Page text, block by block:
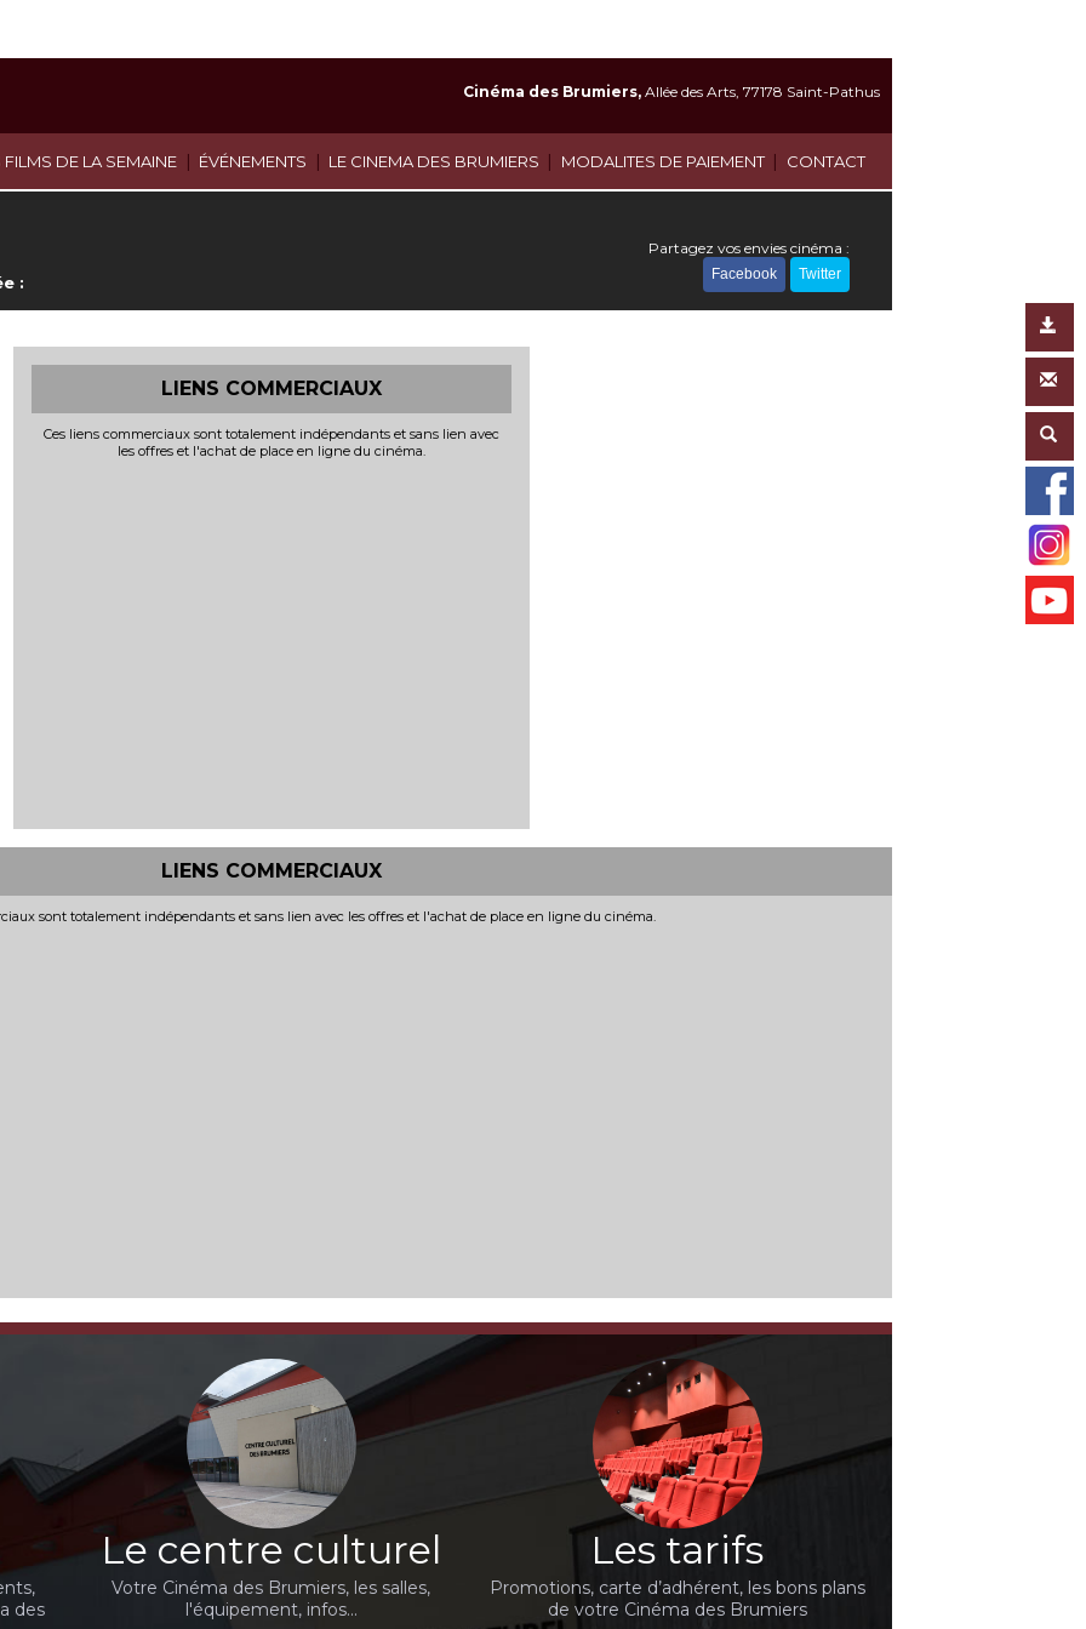
DE LA SEMAINE | ÉVÉNEMENTS | LE CINEMA DES BRUMIERS | MODALITES DE PAIEMENT | CONTACT
Cinéma des Brumiers, Allée des Arts, 77178 Saint-Pathus
:
Partagez vos envies cinéma :
Facebook Twitter
LIENS COMMERCIAUX
Ces liens commerciaux sont totalement indépendants et sans lien avec
les offres et l'achat de place en ligne du cinéma.
LIENS COMMERCIAUX
sont totalement indépendants et sans lien avec les offres et l'achat de place en ligne du cinéma.
des
Le centre culturel
Votre Cinéma des Brumiers, les salles,
l'équipement, infos...
Les tarifs
Promotions, carte d’adhérent, les bons plans
de votre Cinéma des Brumiers